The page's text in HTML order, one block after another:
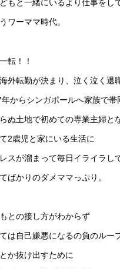
どもと一緒にいるより仕事をし
ワーママ時代。
転！！
外転勤が決まり、泣く泣く退
からシンガポールへ家族で帯
ぬ土地で初めての専業主婦と
2歳児と家にいる生活に
スが溜まって毎日イライラし
ばかりのダメママっぷり。
との接し方がわからず
は自己嫌悪になるの負のルー
か抜け出すために